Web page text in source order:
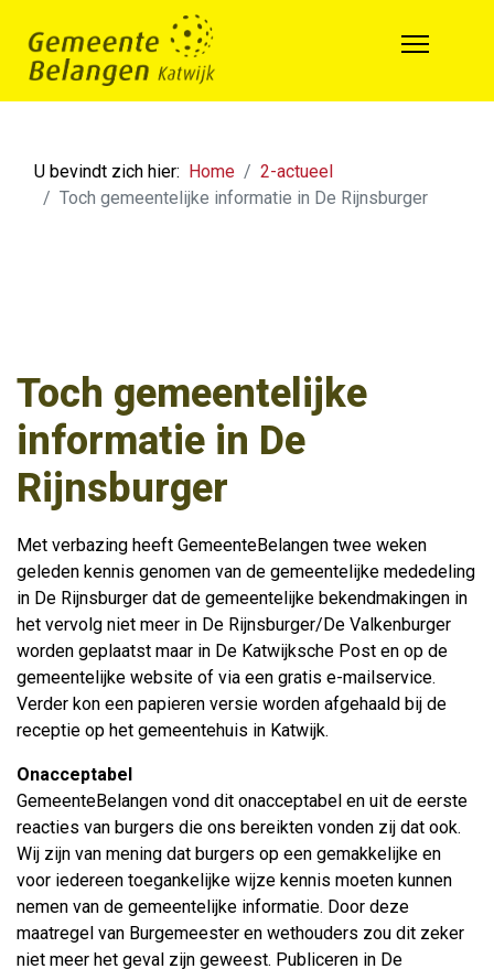
U bevindt zich hier: Home
2-actueel
Toch gemeentelijke informatie in De Rijnsburger
Toch gemeentelijke
informatie in De
Rijnsburger
Met verbazing heeft GemeenteBelangen twee weken
geleden kennis genomen van de gemeentelijke mededeling
in De Rijnsburger dat de gemeentelijke bekendmakingen in
het vervolg niet meer in De Rijnsburger/De Valkenburger
worden geplaatst maar in De Katwijksche Post en op de
gemeentelijke website of via een gratis e-mailservice.
Verder kon een papieren versie worden afgehaald bij de
receptie op het gemeentehuis in Katwijk.
Onacceptabel
GemeenteBelangen vond dit onacceptabel en uit de eerste
reacties van burgers die ons bereikten vonden zij dat ook.
Wij zijn van mening dat burgers op een gemakkelijke en
voor iedereen toegankelijke wijze kennis moeten kunnen
nemen van de gemeentelijke informatie. Door deze
maatregel van Burgemeester en wethouders zou dit zeker
niet meer het geval zijn geweest. Publiceren in De